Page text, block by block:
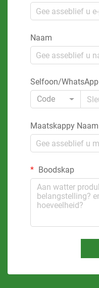
Naam
Selfoon/WhatsApp
Code
Maatskappy Naam
Boodskap